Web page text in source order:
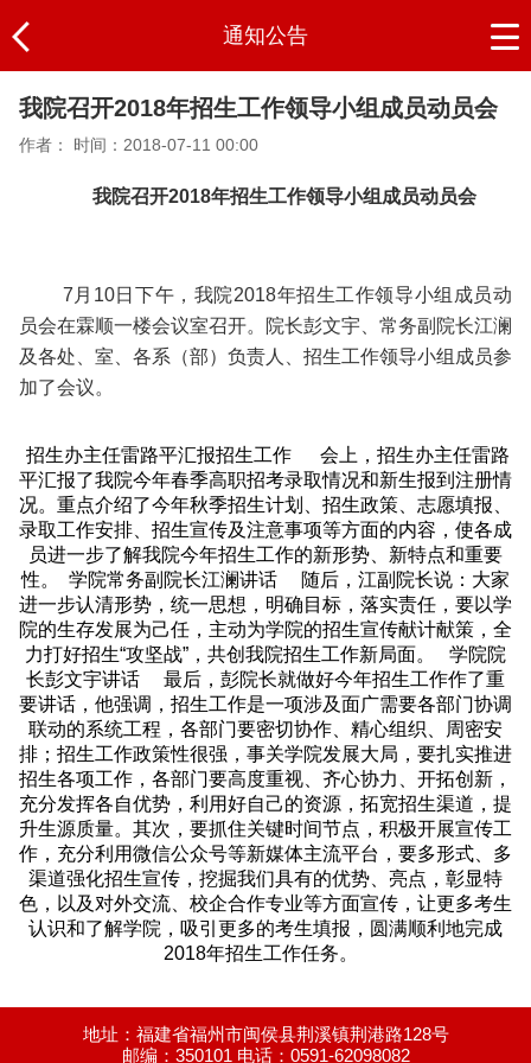
通知公告
我院召开2018年招生工作领导小组成员动员会
作者： 时间：2018-07-11 00:00
我院召开2018年招生工作领导小组成员动员会
7月10日下午，我院2018年招生工作领导小组成员动
员会在霖顺一楼会议室召开。院长彭文宇、常务副院长江澜
及各处、室、各系（部）负责人、招生工作领导小组成员参
加了会议。
招生办主任雷路平汇报招生工作 会上，招生办主任雷路
平汇报了我院今年春季高职招考录取情况和新生报到注册情
况。重点介绍了今年秋季招生计划、招生政策、志愿填报、
录取工作安排、招生宣传及注意事项等方面的内容，使各成
员进一步了解我院今年招生工作的新形势、新特点和重要
性。
学院常务副院长江澜讲话 随后，江副院长说：大家
进一步认清形势，统一思想，明确目标，落实责任，要以学
院的生存发展为己任，主动为学院的招生宣传献计献策，全
力打好招生“攻坚战”，共创我院招生工作新局面。
学院院
长彭文宇讲话 最后，彭院长就做好今年招生工作作了重
要讲话，他强调，招生工作是一项涉及面广需要各部门协调
联动的系统工程，各部门要密切协作、精心组织、周密安
排；招生工作政策性很强，事关学院发展大局，要扎实推进
招生各项工作，各部门要高度重视、齐心协力、开拓创新，
充分发挥各自优势，利用好自己的资源，拓宽招生渠道，提
升生源质量。其次，要抓住关键时间节点，积极开展宣传工
作，充分利用微信公众号等新媒体主流平台，要多形式、多
渠道强化招生宣传，挖掘我们具有的优势、亮点，彰显特
色，以及对外交流、校企合作专业等方面宣传，让更多考生
认识和了解学院，吸引更多的考生填报，圆满顺利地完成
2018年招生工作任务。
地址：福建省福州市闽侯县荆溪镇荆港路128号
邮编：350101 电话：0591-62098082